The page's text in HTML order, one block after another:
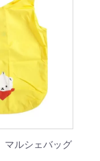
マルシェバッグ